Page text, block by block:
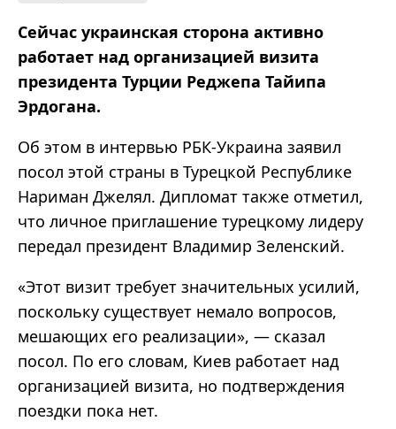
Сейчас украинская сторона активно
работает над организацией визита
президента Турции Реджепа Тайипа
Эрдогана.
Об этом в интервью РБК-Украина заявил
посол этой страны в Турецкой Республике
Нариман Джелял. Дипломат также отметил,
что личное приглашение турецкому лидеру
передал президент Владимир Зеленский.
«Этот визит требует значительных усилий,
поскольку существует немало вопросов,
мешающих его реализации», — сказал
посол. По его словам, Киев работает над
организацией визита, но подтверждения
поездки пока нет.